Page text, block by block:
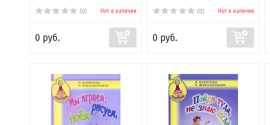
(0) Нет в наличии
0 руб.
(0) Нет в наличии
0 руб.